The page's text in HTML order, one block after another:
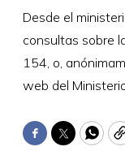
Desde el
consultas sobre
154, o,
web del
Facebook
Twitter